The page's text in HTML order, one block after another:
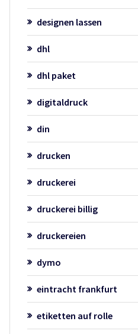
designen lassen
dhl
dhl paket
digitaldruck
din
drucken
druckerei
druckerei billig
druckereien
dymo
eintracht frankfurt
etiketten auf rolle